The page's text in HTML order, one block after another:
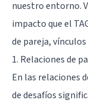
nuestro entorno.
impacto que el
de pareja,
1. Relaciones de
En las relaciones
de desafíos